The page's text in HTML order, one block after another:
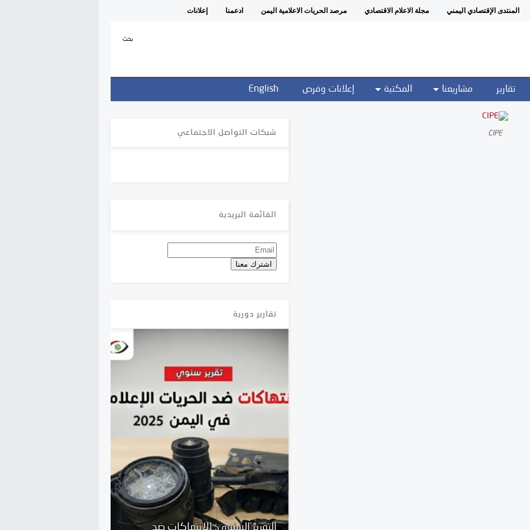
المنتدى الإقتصادي اليمني مجلة الاعلام الاقتصادي مرصد الحريات الاعلامية اليمن ادعمنا إعلانات
بحث
تقارير مشاريعنا المكتبة إعلانات وفرص English
CIPE شبكات التواصل الاجتماعي
القائمة البريدية
تقارير دورية
التقرير السنوي: الانتهاكات ضد